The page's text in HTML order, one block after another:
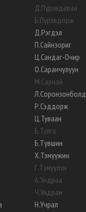
Д.Пүрэвдаваа
Б.Пүрэвдорж
Д.Рэгдэл
П.Сайнзориг
Ц.Сандаг-Очир
О.Саранчулуун
М.Сарнай
Л.Соронзонболд
Р.Сэддорж
Ц.Туваан
Б.Тулга
Б.Түвшин
Х.Тэмүүжин
Г.Тэмүүлэн
А.Ундраа
Ч.Ундрам
Н.Учрал